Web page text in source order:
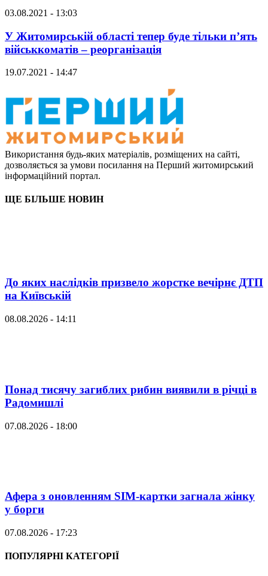
03.08.2021 - 13:03
У Житомирській області тепер буде тільки п’ять
військкоматів – реорганізація
19.07.2021 - 14:47
Використання будь-яких матеріалів, розміщених на сайті,
дозволяється за умови посилання на Перший житомирський
інформаційний портал.
ЩЕ БІЛЬШЕ НОВИН
До яких наслідків призвело жорстке вечірнє ДТП
на Київській
08.08.2026 - 14:11
Понад тисячу загиблих рибин виявили в річці в
Радомишлі
07.08.2026 - 18:00
Афера з оновленням SIM-картки загнала жінку
у борги
07.08.2026 - 17:23
ПОПУЛЯРНІ КАТЕГОРІЇ